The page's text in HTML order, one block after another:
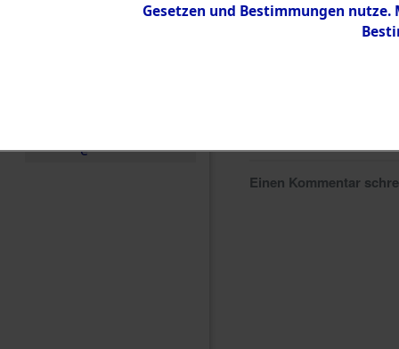
Todesmärsch
e
Einen Kommentar
Gesetzen und Bestimmungen